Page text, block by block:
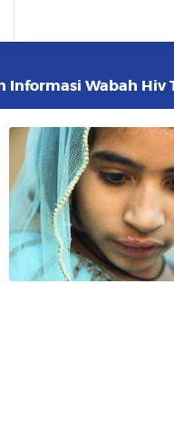
Informasi Wabah